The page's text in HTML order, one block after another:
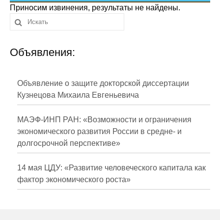
Сотрудники
Отчетность
Противодействие коррупции
Публикации
Научная жизнь
Издания
Проблемы прогнозирования
О журнале
Приносим извинения, результаты не найдены.
Объявления:
Объявление о защите докторской диссертации
Кузнецова Михаила Евгеньевича
МАЭФ-ИНП РАН: «Возможности и ограничения
экономического развития России в средне- и
долгосрочной перспективе»
14 мая ЦДУ: «Развитие человеческого капитала как
фактор экономического роста»